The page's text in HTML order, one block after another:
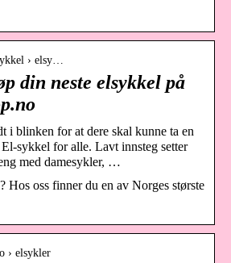
› elsy…
din neste elsykkel på
i blinken for at dere skal kunne ta en
sykkel for alle. Lavt innsteg setter
med damesykler, …
Hos oss finner du en av Norges største
› elsykler